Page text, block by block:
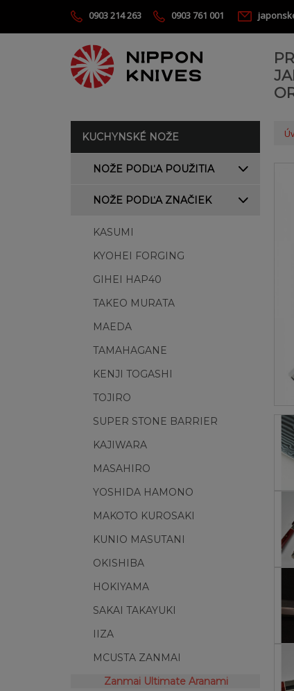
0903 214 263 0903 761 001
KUCHYNSKÉ NOŽE
NOŽE PODĽA POUŽITIA
NOŽE PODĽA ZNAČIEK
KASUMI
KYOHEI FORGING
GIHEI HAP40
TAKEO MURATA
MAEDA
TAMAHAGANE
KENJI TOGASHI
TOJIRO
SUPER STONE BARRIER
KAJIWARA
MASAHIRO
YOSHIDA HAMONO
MAKOTO KUROSAKI
KUNIO MASUTANI
OKISHIBA
HOKIYAMA
SAKAI TAKAYUKI
IIZA
MCUSTA ZANMAI
Zanmai Ultimate Aranami